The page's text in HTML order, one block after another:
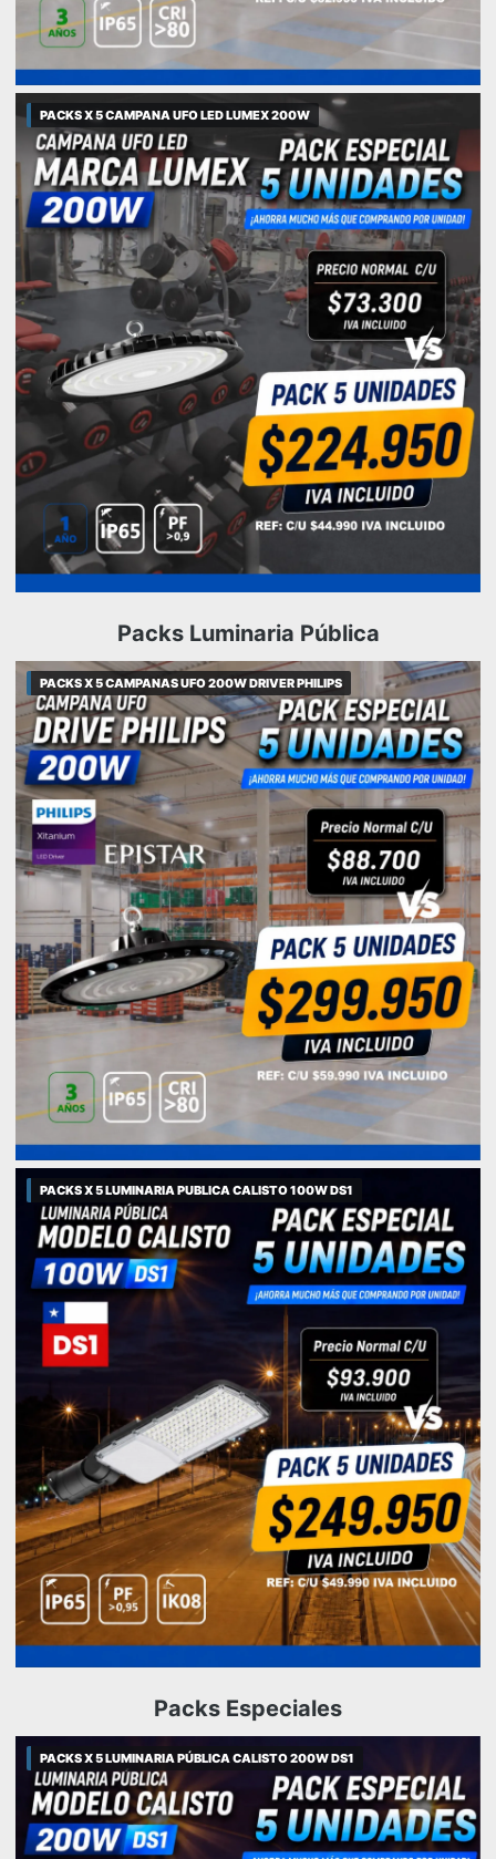
PACKS X 5 CAMPANA UFO LED LUMEX 200W
Packs Luminaria Pública
PACKS X 5 CAMPANAS UFO 200W DRIVER PHILIPS
PACKS X 5 LUMINARIA PUBLICA CALISTO 100W DS1
Packs Especiales
PACKS X 5 LUMINARIA PÚBLICA CALISTO 200W DS1